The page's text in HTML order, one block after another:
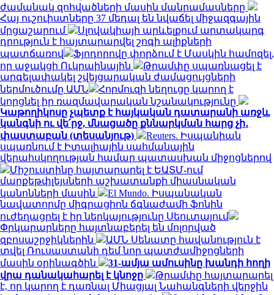
ժամանակ զոհվածների մասին մանրամասները
Հայ ուշուիստները 37 մեդալ են նվաճել միջազգային
մրցաշարում
Սլովակիայի արևելքում արտակարգ
դրություն է հայտարարվել շոգի ալիքների
պատճառով
Ֆյոդորովը փորձում է Մասկին համոզել,
որ աջակցի Ուկրաինային
Թրամփը սպառնացել է
արգելափակել շվեյցարական ժամացույցների
ներմուծումը ԱՄՆ
Հորմուզի նեղուցը կարող է
կորցնել իր ռազմավարական նշանակությունը
Կաթողիկոսը չպետք է հայկական դատարանի առջև
կանգնի ու վե՛րջ, մնացածը քննարկման հարց չի․
փաստաբան (տեսանյութ)
Reuters. Իսպանիան
սպառնում է Իտալիային սահմանային
վերահսկողության համար պատասխան միջոցներով
Միշուստինը հայտարարել է ԵԱՏՄ-ում
մարքեթփլեյսների աշխատանքի միասնական
կանոնների մասին
El Mundo. Իսպանական
նավատորմը միգրացիոն ճգնաժամի ֆոնին
ուժեղացրել է իր ներկայությունը Սեուտայում
Փրկարարները հայտնաբերել են մոլորված
զբոսաշրջիկներին
ԱՄՆ Սենատը հավանություն է
տվել Ռուսաստանի դեմ նոր պատժամիջոցների
մասին օրինագծին
31-ամյա ամուսինը խանդի հողի
վրա դանակահարել է կնոջը
Թրամփը հայտարարել
է, որ կարող է դառնալ Միացյալ Նահանգների վերջին